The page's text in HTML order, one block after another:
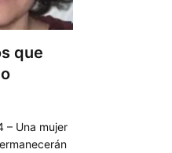
que
– Una mujer